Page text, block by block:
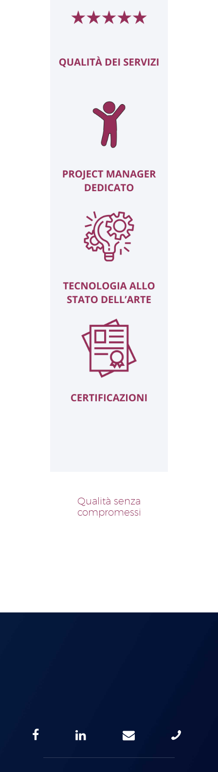
Qualità senza
compromessi